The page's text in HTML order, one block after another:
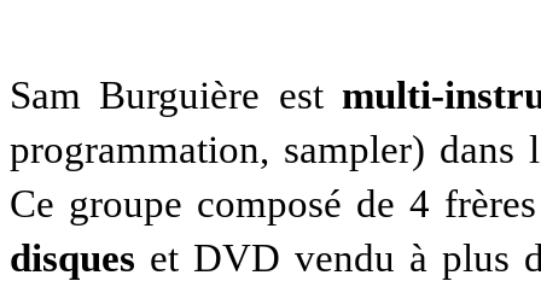
Sam Burguière est multi-
programmation, sampler)
Ce groupe composé de 4
disques et DVD vendu à plus